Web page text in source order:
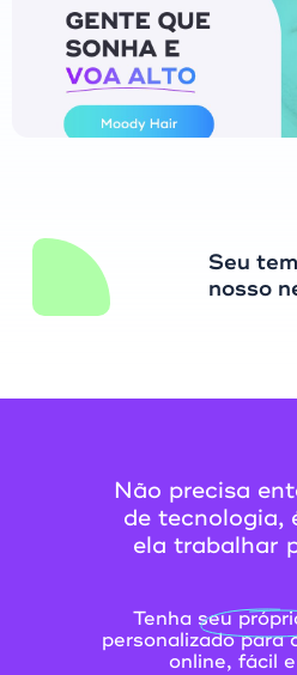
Seu
nosso
Não precisa
de tecnologia,
ela trabalhar
Tenha seu
personalizado para
online, fácil